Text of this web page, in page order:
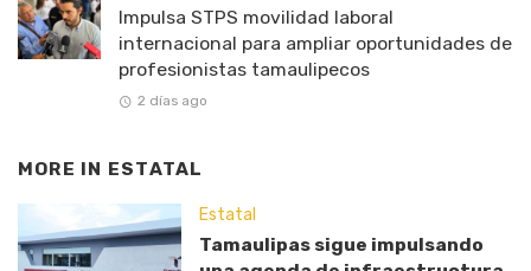
Impulsa STPS movilidad laboral
internacional para ampliar oportunidades de
profesionistas tamaulipecos
2 días ago
MORE IN ESTATAL
Estatal
Tamaulipas sigue impulsando